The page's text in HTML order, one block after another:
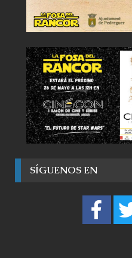
SÍGUENOS EN